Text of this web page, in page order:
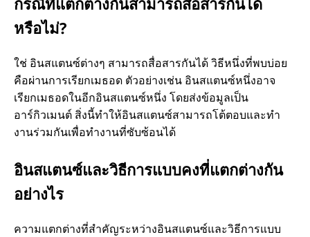
หรือไม่?
ใช่ อินสแตนซ์ต่างๆ สามารถสื่อสารกันได้ วิธีหนึ่งที่พบบ่อย
คือผ่านการเรียกเมธอด ตัวอย่างเช่น อินสแตนซ์หนึ่งอาจ
เรียกเมธอดในอีกอินสแตนซ์หนึ่ง โดยส่งข้อมูลเป็น
อาร์กิวเมนต์ สิ่งนี้ทําให้อินสแตนซ์สามารถโต้ตอบและทํา
งานร่วมกันเพื่อทํางานที่ซับซ้อนได้
อินสแตนซ์และวิธีการแบบคงที่แตกต่างกัน
อย่างไร
ความแตกต่างที่สําคัญระหว่างอินสแตนซ์และวิธีการแบบ